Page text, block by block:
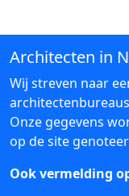
Architecten in
Wij streven naar
Onze gegevens
op de site
Ook vermelding